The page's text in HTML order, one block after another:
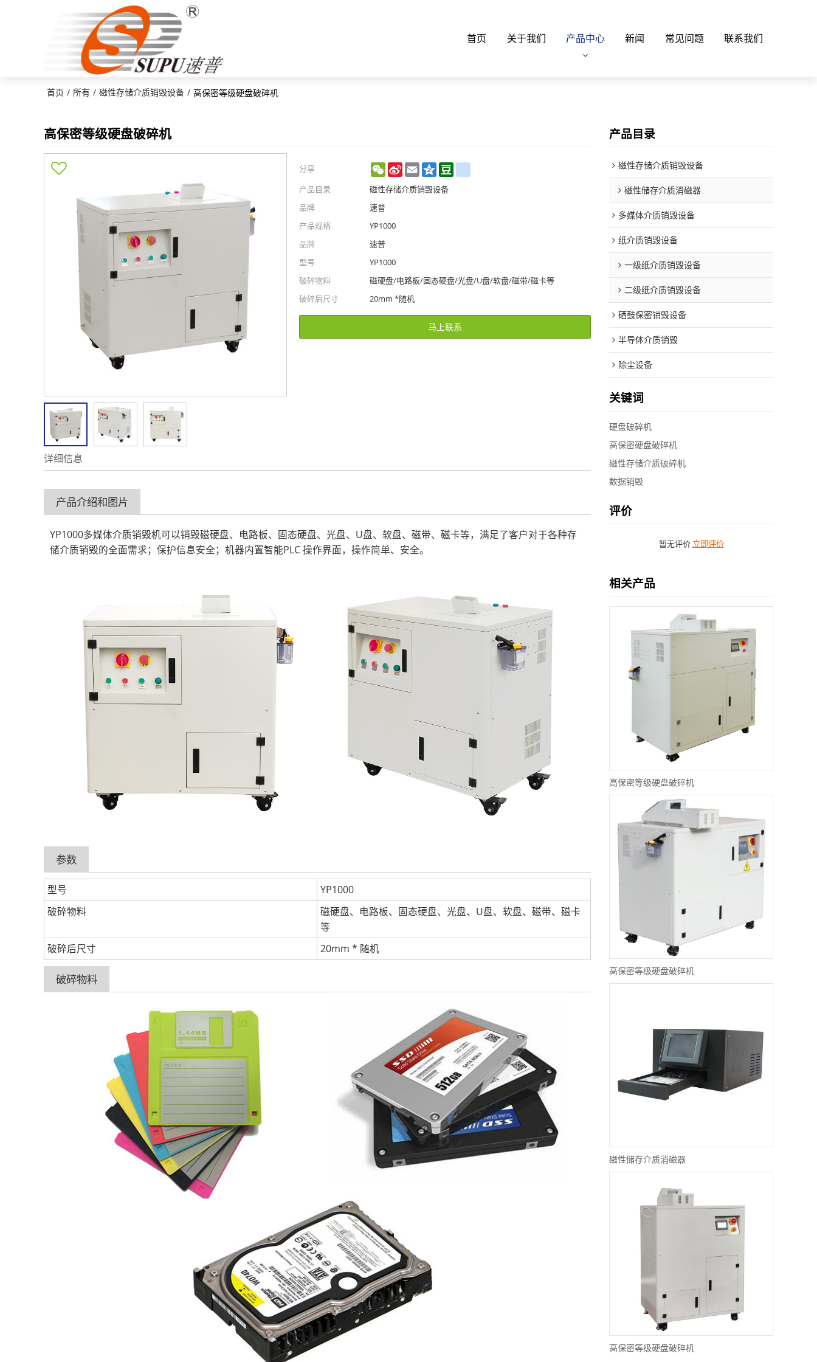
首页 关于我们 产品中心 新闻 常见问题 联系我们
首页 / 所有 / 磁性存储介质销毁设备 / 高保密等级硬盘破碎机
高保密等级硬盘破碎机
分享 WeChat
Sina
Weibo
Email Qzone
产品目录
磁性存储介质销毁设备
品牌
速普
产品规格
YP1000
品牌
速普
型号
YP1000
破碎物料
磁硬盘/电路板/固态硬盘/光盘/U盘/软盘/磁带/磁卡等
破碎后尺寸
20mm *随机
马上联系
详细信息
产品介绍和图片
YP1000多媒体介质销毁机可以销毁磁硬盘、电路板、固态硬盘、光盘、U盘、软盘、磁带、磁卡等，满足了客户对于各种存
储介质销毁的全面需求；保护信息安全；机器内置智能PLC 操作界面，操作简单、安全。
参数
型号
YP1000
破碎物料
磁硬盘、电路板、固态硬盘、光盘、U盘、软盘、磁带、磁卡
等
破碎后尺寸
20mm * 随机
破碎物料
产品目录
磁性存储介质销毁设备
磁性储存介质消磁器
多媒体介质销毁设备
纸介质销毁设备
一级纸介质销毁设备
二级纸介质销毁设备
硒鼓保密销毁设备
半导体介质销毁
除尘设备
关键词
硬盘破碎机
高保密硬盘破碎机
磁性存储介质破碎机
数据销毁
评价
暂无评价 立即评价
相关产品
高保密等级硬盘破碎机
高保密等级硬盘破碎机
磁性储存介质消磁器
高保密等级硬盘破碎机